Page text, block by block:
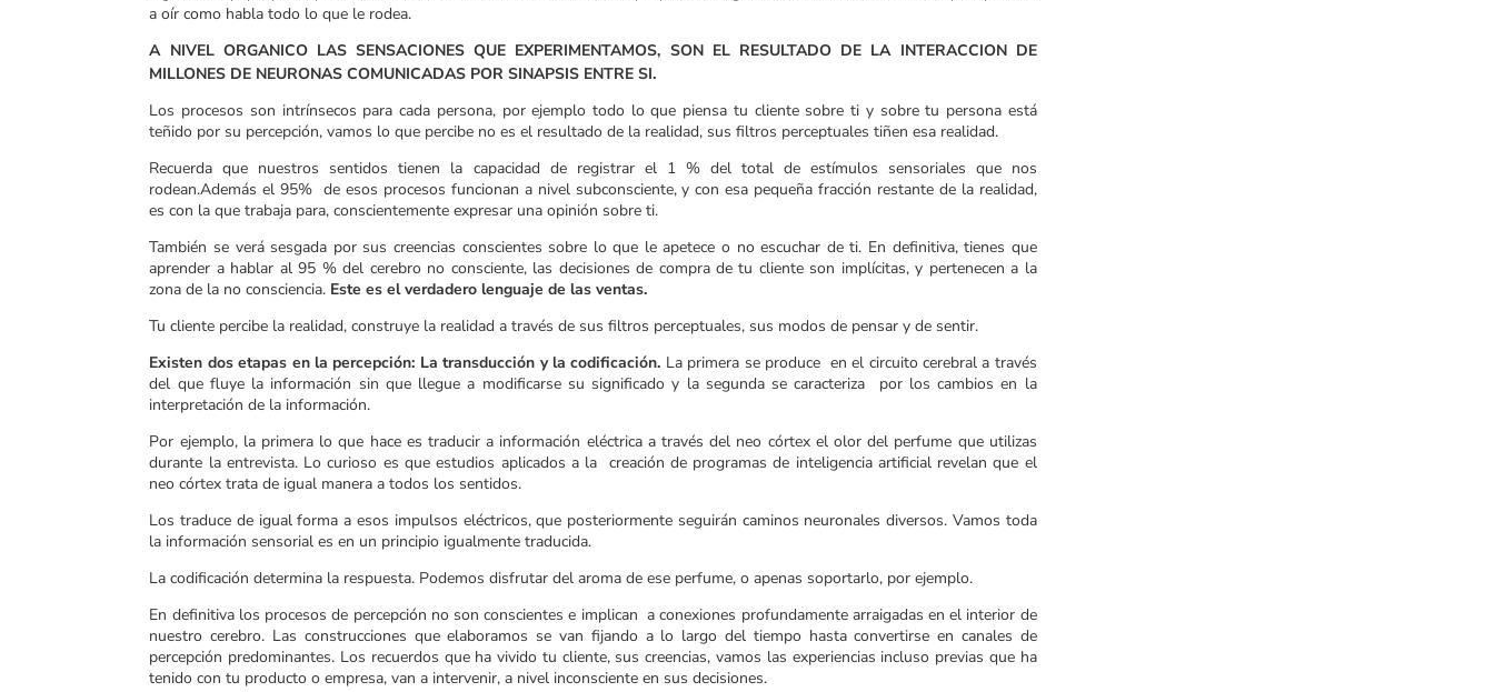
a oír como habla todo lo que le rodea.
A NIVEL ORGANICO LAS SENSACIONES QUE EXPERIMENTAMOS, SON EL RESULTADO DE LA INTERACCION DE
MILLONES DE NEURONAS COMUNICADAS POR SINAPSIS ENTRE SI.
Los procesos son intrínsecos para cada persona, por ejemplo todo lo que piensa tu cliente sobre ti y sobre tu persona está
teñido por su percepción, vamos lo que percibe no es el resultado de la realidad, sus filtros perceptuales tiñen esa realidad.
Recuerda que nuestros sentidos tienen la capacidad de registrar el 1 % del total de estímulos sensoriales que nos
rodean.Además el 95% de esos procesos funcionan a nivel subconsciente, y con esa pequeña fracción restante de la realidad,
es con la que trabaja para, conscientemente expresar una opinión sobre ti.
También se verá sesgada por sus creencias conscientes sobre lo que le apetece o no escuchar de ti. En definitiva, tienes que
aprender a hablar al 95 % del cerebro no consciente, las decisiones de compra de tu cliente son implícitas, y pertenecen a la
zona de la no consciencia. Este es el verdadero lenguaje de las ventas.
Tu cliente percibe la realidad, construye la realidad a través de sus filtros perceptuales, sus modos de pensar y de sentir.
Existen dos etapas en la percepción: La transducción y la codificación. La primera se produce en el circuito cerebral a través
del que fluye la información sin que llegue a modificarse su significado y la segunda se caracteriza por los cambios en la
interpretación de la información.
Por ejemplo, la primera lo que hace es traducir a información eléctrica a través del neo córtex el olor del perfume que utilizas
durante la entrevista. Lo curioso es que estudios aplicados a la creación de programas de inteligencia artificial revelan que el
neo córtex trata de igual manera a todos los sentidos.
Los traduce de igual forma a esos impulsos eléctricos, que posteriormente seguirán caminos neuronales diversos. Vamos toda
la información sensorial es en un principio igualmente traducida.
La codificación determina la respuesta. Podemos disfrutar del aroma de ese perfume, o apenas soportarlo, por ejemplo.
En definitiva los procesos de percepción no son conscientes e implican a conexiones profundamente arraigadas en el interior de
nuestro cerebro. Las construcciones que elaboramos se van fijando a lo largo del tiempo hasta convertirse en canales de
percepción predominantes. Los recuerdos que ha vivido tu cliente, sus creencias, vamos las experiencias incluso previas que ha
tenido con tu producto o empresa, van a intervenir, a nivel inconsciente en sus decisiones.